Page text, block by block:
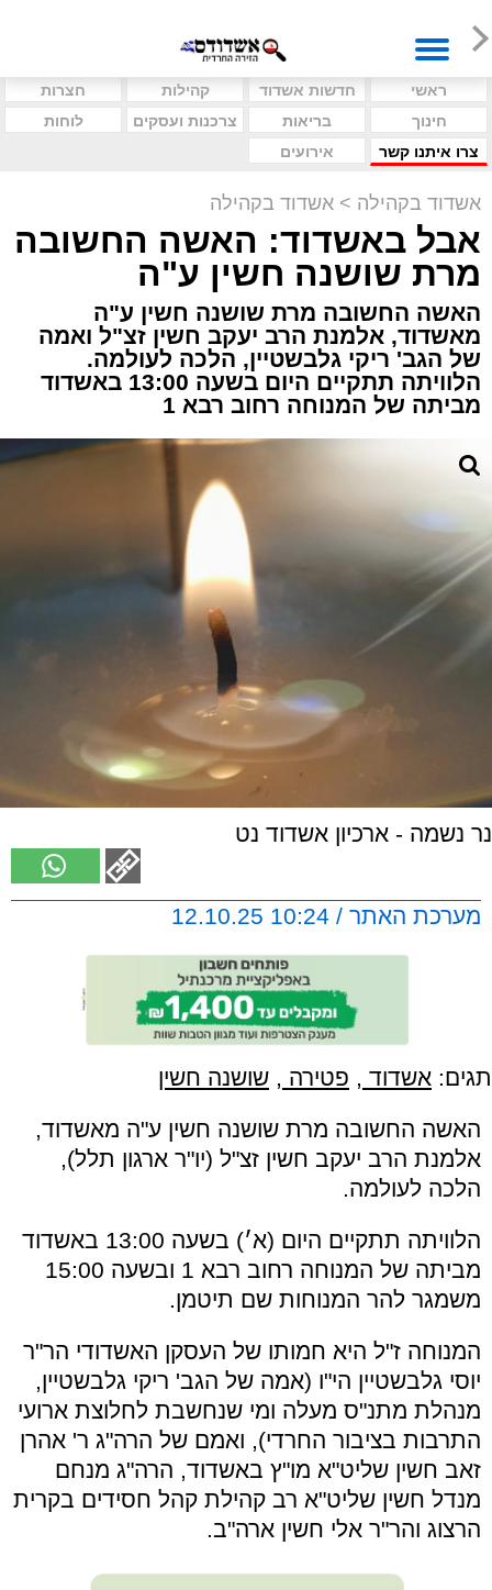
ראשי חדשות אשדוד קהילות
חצרות
חינוך
בריאות צרכנות ועסקים
לוחות
צרו איתנו קשר
אירועים
אשדוד בקהילה > אשדוד בקהילה
אבל באשדוד: האשה החשובה
מרת שושנה חשין ע"ה
האשה החשובה מרת שושנה חשין ע"ה
מאשדוד, אלמנת הרב יעקב חשין זצ"ל ואמה
של הגב' ריקי גלבשטיין, הלכה לעולמה.
הלוויתה תתקיים היום בשעה 13:00 באשדוד
מביתה של המנוחה רחוב רבא 1
נר נשמה - ארכיון אשדוד נט
מערכת האתר / 10:24 12.10.25
תגים: אשדוד , פטירה , שושנה חשין
האשה החשובה מרת שושנה חשין ע"ה מאשדוד,
אלמנת הרב יעקב חשין זצ"ל (יו"ר ארגון תלל),
הלכה לעולמה.
הלוויתה תתקיים היום (א׳) בשעה 13:00 באשדוד
מביתה של המנוחה רחוב רבא 1 ובשעה 15:00
משמגר להר המנוחות שם תיטמן.
המנוחה ז"ל היא חמותו של העסקן האשדודי הר"ר
יוסי גלבשטיין הי"ו (אמה של הגב' ריקי גלבשטיין,
מנהלת מתנ"ס מעלה ומי שנחשבת לחלוצת ארועי
התרבות בציבור החרדי), ואמם של הרה"ג ר' אהרן
זאב חשין שליט"א מו"ץ באשדוד, הרה"ג מנחם
מנדל חשין שליט"א רב קהילת קהל חסידים בקרית
הרצוג והר"ר אלי חשין ארה"ב.